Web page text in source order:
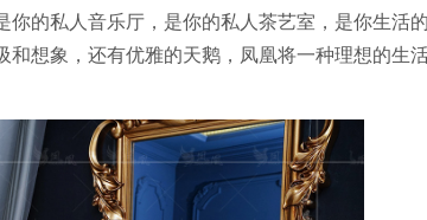
的私人音乐厅，是你的私人茶艺室，是你生活
想象，还有优雅的天鹅，凤凰将一种理想的生